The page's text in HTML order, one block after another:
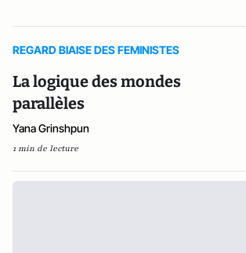
REGARD BIAISE DES FEMINISTES
La logique des mondes
parallèles
Yana Grinshpun
1 min de lecture